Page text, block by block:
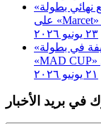
«أهلي 2011» يتأهل لربع نهائي بطولة «MAD CUP» بالفوز
٢٣ يونيو ٢٠٢٦
«أهلي 2011» يفوز على أتلتيكو مدريد بثلاثية نظيفة في بطولة
٢١ يونيو ٢٠٢٦
في بريد الأخبار